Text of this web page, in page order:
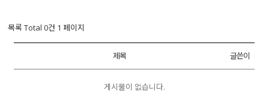
목록 Total 0건 1 페이지
제목 글쓴이
게시물이 없습니다.